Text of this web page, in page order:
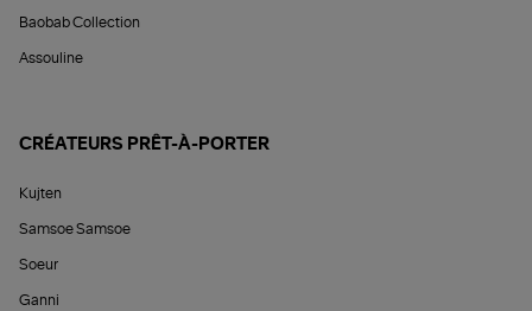
Baobab Collection
Assouline
CRÉATEURS PRÊT-À-PORTER
Kujten
Samsoe Samsoe
Soeur
Ganni